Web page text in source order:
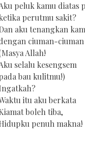
peluk kamu diatas
perutmu sakit?
aku tenangkan
ciuman-
Allah!
selalu kesengsem
bau kulitmu!)
itu aku berkata
boleh tiba,
penuh makna!